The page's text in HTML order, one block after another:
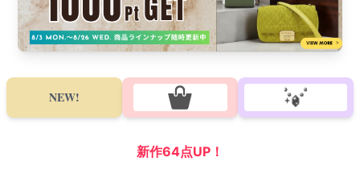
NEW!
新作64点UP！